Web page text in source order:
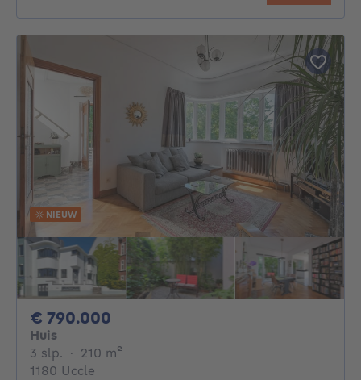
NIEUW
€ 790.000
Huis
3 slp. 3 slaapkamers
· 210 m²
1180 Uccle